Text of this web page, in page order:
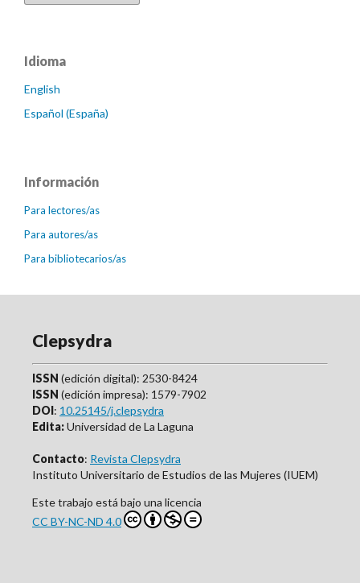
Idioma
English
Español (España)
Información
Para lectores/as
Para autores/as
Para bibliotecarios/as
Clepsydra
ISSN (edición digital): 2530-8424
ISSN (edición impresa): 1579-7902
DOI: 10.25145/j.clepsydra
Edita:Universidad de La Laguna
Contacto: Revista Clepsydra
Instituto Universitario de Estudios de las Mujeres (IUEM)
Este trabajo está bajo una licencia
CC BY-NC-ND 4.0